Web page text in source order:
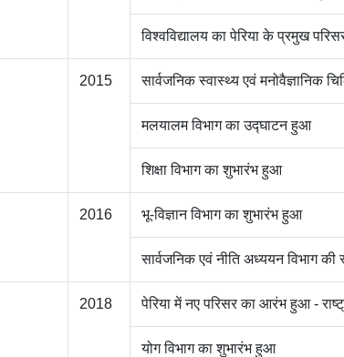
विश्वविद्यालय का पेरिया के प्रमुख
2015 सार्वजनिक स्वास्थ्य एवं मनोवैज्ञानिक
मलयालम विभाग का उद्घाटन हुआ
शिक्षा विभाग का शुभारंभ हुआ
2016 भू-विज्ञान विभाग का शुभारंभ हुआ
सार्वजनिक एवं नीति अध्ययन विभाग की
2018 पेरिया में नए परिसर का आरंभ हुआ -
योग विभाग का शुभारंभ हुआ